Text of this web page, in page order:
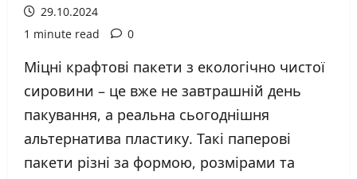
29.10.2024
1 minute read
0
Міцні крафтові пакети з екологічно чистої
сировини – це вже не завтрашній день
пакування, а реальна сьогоднішня
альтернатива пластику. Такі паперові
пакети різні за формою, розмірами та